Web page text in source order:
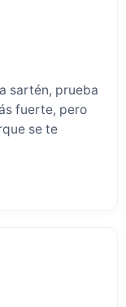
sartén, prueba
fuerte, pero
se te